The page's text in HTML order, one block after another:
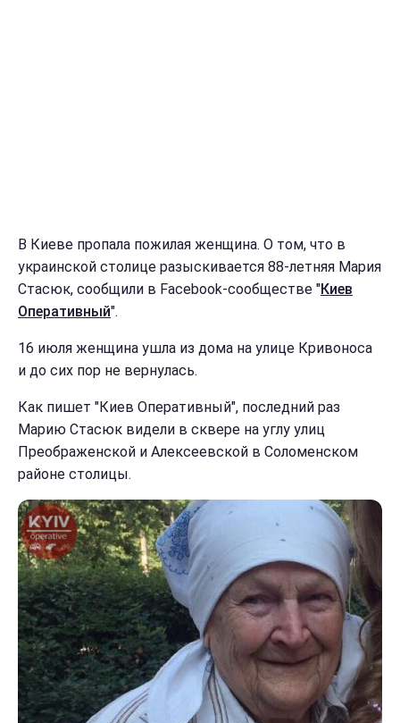
В Киеве пропала пожилая женщина. О том, что в
украинской столице разыскивается 88-летняя Мария
Стасюк, сообщили в Facebook-сообществе "Киев
Оперативный".
16 июля женщина ушла из дома на улице Кривоноса
и до сих пор не вернулась.
Как пишет "Киев Оперативный", последний раз
Марию Стасюк видели в сквере на углу улиц
Преображенской и Алексеевской в Соломенском
районе столицы.